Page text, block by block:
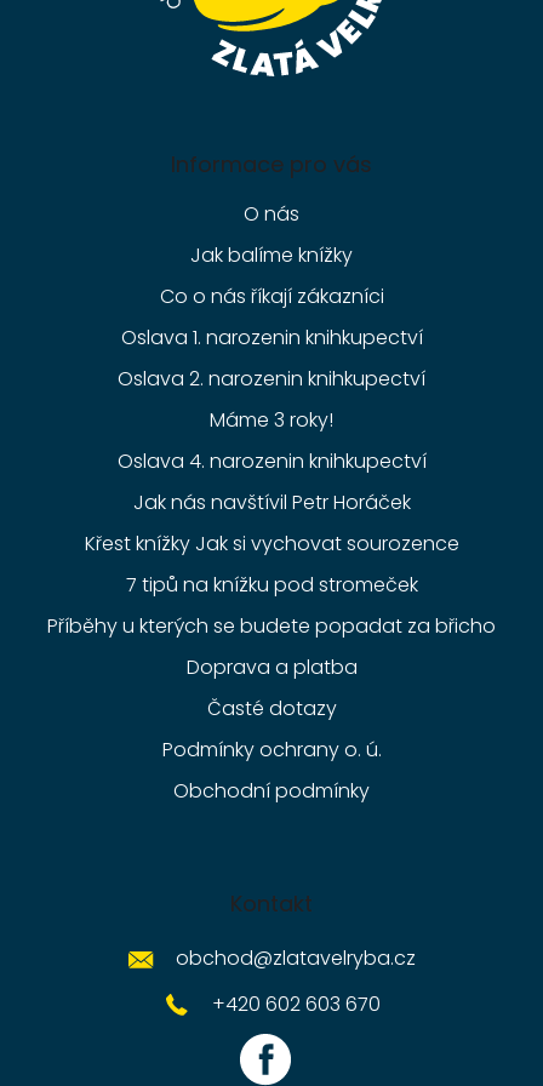
Informace pro vás
O nás
Jak balíme knížky
Co o nás říkají zákazníci
Oslava 1. narozenin knihkupectví
Oslava 2. narozenin knihkupectví
Máme 3 roky!
Oslava 4. narozenin knihkupectví
Jak nás navštívil Petr Horáček
Křest knížky Jak si vychovat sourozence
7 tipů na knížku pod stromeček
Příběhy u kterých se budete popadat za břicho
Doprava a platba
Časté dotazy
Podmínky ochrany o. ú.
Obchodní podmínky
Kontakt
obchod@zlatavelryba.cz
+420 602 603 670